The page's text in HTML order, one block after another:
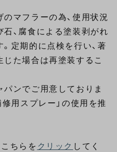
マフラーの為、使用状況
、腐食による塗装剥がれ
定期的に点検を行い、著
た場合は再塗装するこ
ンでご用意しておりま
修用スプレー」の使用を推
ちらを クリック してく